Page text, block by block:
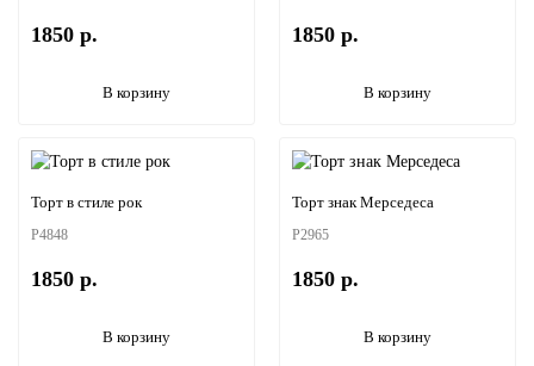
1850 р.
В корзину
1850 р.
В корзину
Торт в стиле рок
P4848
1850 р.
В корзину
Торт знак Мерседеса
P2965
1850 р.
В корзину